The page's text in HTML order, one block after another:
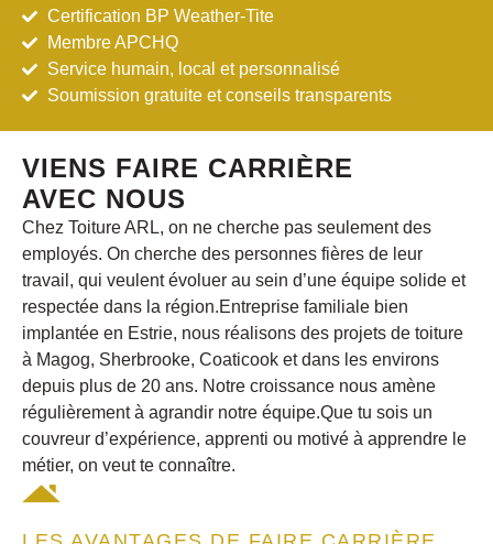
Certification BP Weather-Tite
Membre APCHQ
Service humain, local et personnalisé
Soumission gratuite et conseils transparents
VIENS FAIRE CARRIÈRE
AVEC NOUS
Chez Toiture ARL, on ne cherche pas seulement des
employés. On cherche des personnes fières de leur
travail, qui veulent évoluer au sein d’une équipe solide et
respectée dans la région.Entreprise familiale bien
implantée en Estrie, nous réalisons des projets de toiture
à Magog, Sherbrooke, Coaticook et dans les environs
depuis plus de 20 ans. Notre croissance nous amène
régulièrement à agrandir notre équipe.Que tu sois un
couvreur d’expérience, apprenti ou motivé à apprendre le
métier, on veut te connaître.